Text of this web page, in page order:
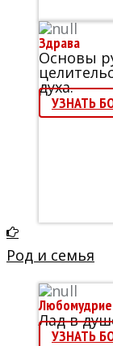
Здрава
Основы
духа.
УЗНАТЬ
Род и семья
Любомудрие
Лад в
УЗНАТЬ